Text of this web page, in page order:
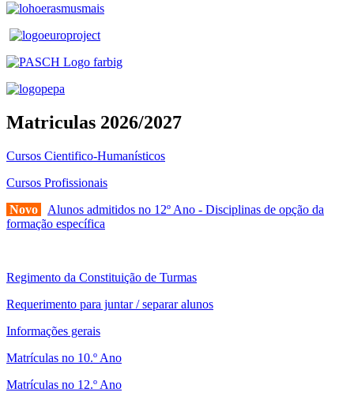
Matriculas 2026/2027
Cursos Cientifico-Humanísticos
Cursos Profissionais
Novo
Alunos admitidos no 12º Ano - Disciplinas de opção da
formação específica
Regimento da Constituição de Turmas
Requerimento para juntar / separar alunos
Informações gerais
Matrículas no 10.º Ano
Matrículas no 12.º Ano